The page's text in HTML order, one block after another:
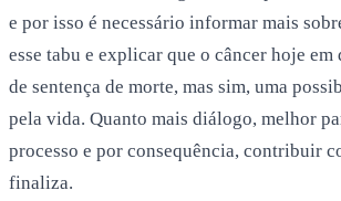
e por isso é necessário informar mais
esse tabu e explicar que o câncer hoje
de sentença de morte, mas sim, uma
pela vida. Quanto mais diálogo, melhor
processo e por consequência, contribuir
finaliza.